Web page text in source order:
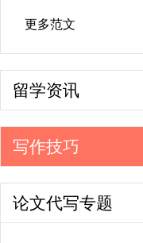
更多范文
留学资讯
写作技巧
论文代写专题